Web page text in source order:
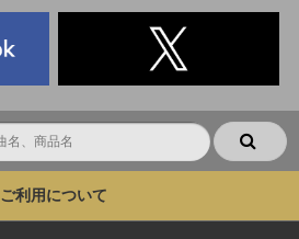
ご利用について